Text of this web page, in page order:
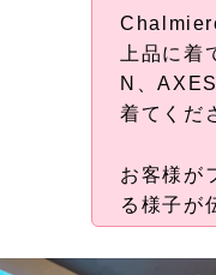
上品に
N、
着てくだ
お客様が
る様子が